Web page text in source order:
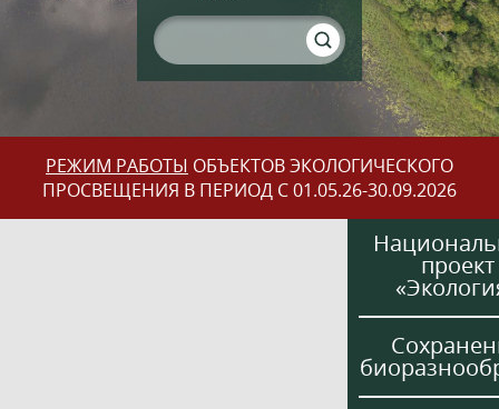
РЕЖИМ РАБОТЫ ОБЪЕКТОВ ЭКОЛОГИЧЕСКОГО
ПРОСВЕЩЕНИЯ В ПЕРИОД С 01.05.26-30.09.2026
проект